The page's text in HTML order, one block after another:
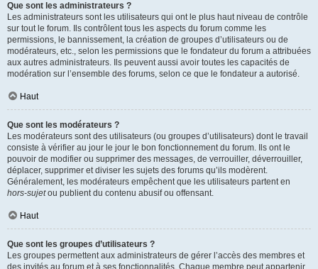
Que sont les administrateurs ?
Les administrateurs sont les utilisateurs qui ont le plus haut niveau de contrôle
sur tout le forum. Ils contrôlent tous les aspects du forum comme les
permissions, le bannissement, la création de groupes d’utilisateurs ou de
modérateurs, etc., selon les permissions que le fondateur du forum a attribuées
aux autres administrateurs. Ils peuvent aussi avoir toutes les capacités de
modération sur l’ensemble des forums, selon ce que le fondateur a autorisé.
Haut
Que sont les modérateurs ?
Les modérateurs sont des utilisateurs (ou groupes d’utilisateurs) dont le travail
consiste à vérifier au jour le jour le bon fonctionnement du forum. Ils ont le
pouvoir de modifier ou supprimer des messages, de verrouiller, déverrouiller,
déplacer, supprimer et diviser les sujets des forums qu’ils modèrent.
Généralement, les modérateurs empêchent que les utilisateurs partent en
hors-sujetou publient du contenu abusif ou offensant.
Haut
Que sont les groupes d’utilisateurs ?
Les groupes permettent aux administrateurs de gérer l’accès des membres et
des invités au forum et à ses fonctionnalités. Chaque membre peut appartenir